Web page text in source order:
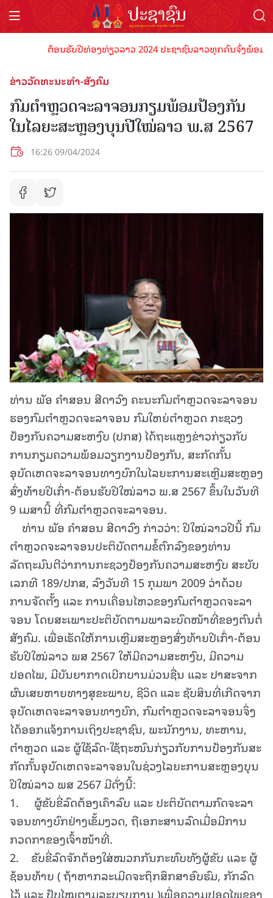
ຕ້ອນຮັບປີທ່ອງທ່ຽວລາວ 2024 ປະຊາຊົນລາວທຸກຄົນຈົ່ງພ້ອມເປັ
ຂ່າວວັດທະນະທຳ-ສັງຄົມ
ກົມຕໍາຫຼວດຈະລາຈອນກຽມພ້ອມປ້ອງກັນ
ໃນໄລຍະສະຫຼອງບຸນປີໃໝ່ລາວ ພ.ສ 2567
16:26 09/04/2024
ທ່ານ ພັອ ຄໍາສອນ ສີດາວົງ ຄະນະກົມຕໍາຫຼວດຈະລາຈອນ
ຮອງກົມຕໍາຫຼວດຈະລາຈອນ ກົມໃຫຍ່ຕໍາຫຼວດ ກະຊວງ
ປ້ອງກັນຄວາມສະຫງົບ (ປກສ) ໄດ້ຖະແຫຼງຂ່າວກ່ຽວກັບ
ການກຽມຄວາມພ້ອມວຽກງານປ້ອງກັນ, ສະກັດກັ້ນ
ອຸບັດເຫດຈະລາຈອນທາງບົກໃນໄລຍະການສະເຫຼີມສະຫຼອງ
ສົ່ງທ້າຍປີເກົ່າ-ຕ້ອນຮັບປີໃໝ່ລາວ ພ.ສ 2567 ຂຶ້ນໃນວັນທີ
9 ເມສານີ້ ທີ່ກົມຕໍາຫຼວດຈະລາຈອນ.
ທ່ານ ພັອ ຄໍາສອນ ສີດາວົງ ກ່າວວ່າ: ປີໃໝ່ລາວປີນີ້ ກົມ
ຕໍາຫຼວດຈະລາຈອນປະຕິບັດຕາມຂໍ້ຕົກລົງຂອງທ່ານ
ລັດຖະມົນຕີວ່າການກະຊວງປ້ອງກັນຄວາມສະຫງົບ ສະບັບ
ເລກທີ 189/ປກສ, ລົງວັນທີ 15 ກຸມພາ 2009 ວ່າດ້ວຍ
ການຈັດຕັ້ງ ແລະ ການເຄື່ອນໄຫວຂອງກົມຕໍາຫຼວດຈະລາ
ຈອນ ໂດຍສະເພາະປະຕິບັດຕາມພາລະບົດໜ້າທີ່ຂອງຕົນຕໍ່
ສັງຄົມ. ເພື່ອເຮັດໃຫ້ການເຫຼີມສະຫຼອງສົ່ງທ້າຍປີເກົ່າ-ຕ້ອນ
ຮັບປີໃໝ່ລາວ ພສ 2567 ໃຫ້ມີຄວາມສະຫງົບ, ມີຄວາມ
ປອດໄພ, ມີບັນຍາກາດເບີກບານມ່ວນຊື່ນ ແລະ ປາສະຈາກ
ຜົນເສຍຫາຍທາງສຸຂະພາບ, ຊີວິດ ແລະ ຊັບສິນທີ່ເກີດຈາກ
ອຸບັດເຫດຈະລາຈອນທາງບົກ, ກົມຕໍາຫຼວດຈະລາຈອນຈຶ່ງ
ໄດ້ອອກແຈ້ງການເຖິງປະຊາຊົນ, ພະນັກງານ, ທະຫານ,
ຕໍາຫຼວດ ແລະ ຜູ້ໃຊ້ລົດ-ໃຊ້ຖະໜົນກ່ຽວກັບການປ້ອງກັນສະ
ກັດກັ້ນອຸບັດເຫດຈະລາຈອນໃນຊ່ວງໄລຍະການສະຫຼອງບຸນ
ປີໃໝ່ລາວ ພສ 2567 ມີດັ່ງນີ້:
1. ຜູ້ຂັບຂີ່ລົດຕ້ອງເຄົາລົບ ແລະ ປະຕິບັດຕາມກົດຈະລາ
ຈອນທາງບົກຢ່າງເຂັ້ມງວດ, ຖືເອກະສານລົດເມື່ອມີການ
ກວດກາຂອງເຈົ້າໜ້າທີ່.
2. ຂັບຂີ່ລົດຈັກຕ້ອງໃສ່ໝວກກັນກະທົບທັງຜູ້ຂັບ ແລະ ຜູ້
ຊ້ອນທ້າຍ ( ຖ້າຫາກລະເມີດຈະຖຶກສຶກສາອົບຮົມ, ກັກລົດ
ໄວ້ ແລະ ປັບໄໝຕາມລະບຽບການ )ເພື່ອຄວາມປອດໄພຂອງ